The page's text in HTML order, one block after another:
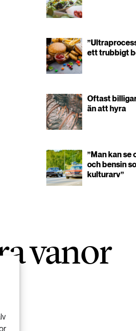
ett trubbigt
Oftast
än att hyra
”Man kan se
och bensin
kulturarv”
vanor